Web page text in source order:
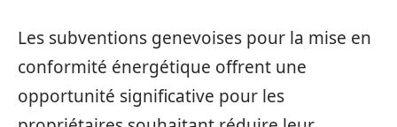
Les subventions genevoises pour la mise en
conformité énergétique offrent une
opportunité significative pour les